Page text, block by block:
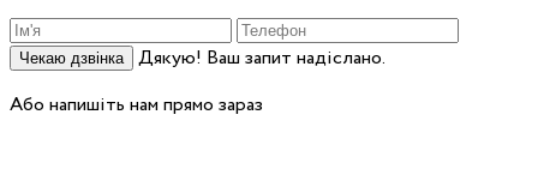
Чекаю дзвінка
Дякую! Ваш запит надіслано.
Або напишіть нам прямо зараз